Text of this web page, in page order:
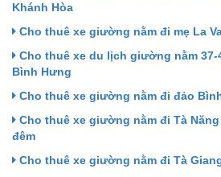
Khánh Hòa
Cho thuê xe giường nằm đi mẹ La
Cho thuê xe du lịch giường nằm
Bình Hưng
Cho thuê xe giường nằm đi đảo
Cho thuê xe giường nằm đi Tà
đêm
Cho thuê xe giường nằm đi Tà